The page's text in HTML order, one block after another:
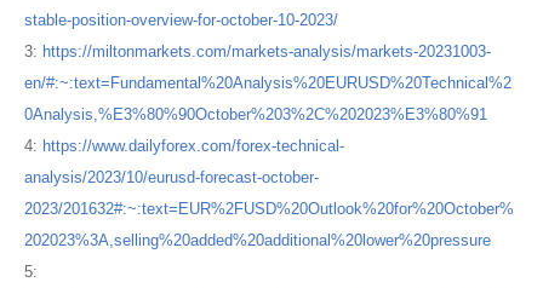
stable-position-overview-for-october-10-2023/
3: https://miltonmarkets.com/markets-analysis/markets-20231003-
en/#:~:text=Fundamental%20Analysis%20EURUSD%20Technical%2
0Analysis,%E3%80%90October%203%2C%202023%E3%80%91
4: https://www.dailyforex.com/forex-technical-
analysis/2023/10/eurusd-forecast-october-
2023/201632#:~:text=EUR%2FUSD%20Outlook%20for%20October%
202023%3A,selling%20added%20additional%20lower%20pressure
5: